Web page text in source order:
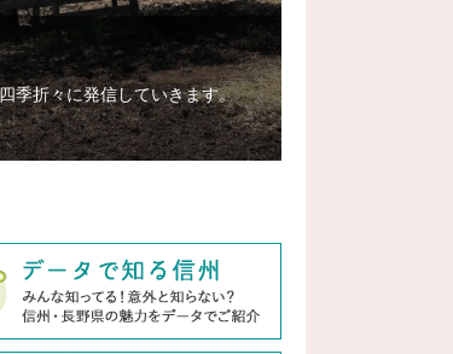
季折々に発信していきます。